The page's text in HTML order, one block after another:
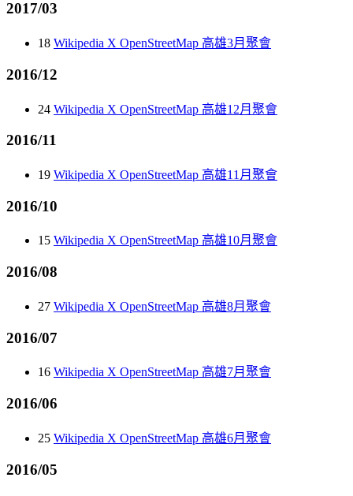
2017/03
18 Wikipedia X OpenStreetMap 高雄3月聚會
2016/12
24 Wikipedia X OpenStreetMap 高雄12月聚會
2016/11
19 Wikipedia X OpenStreetMap 高雄11月聚會
2016/10
15 Wikipedia X OpenStreetMap 高雄10月聚會
2016/08
27 Wikipedia X OpenStreetMap 高雄8月聚會
2016/07
16 Wikipedia X OpenStreetMap 高雄7月聚會
2016/06
25 Wikipedia X OpenStreetMap 高雄6月聚會
2016/05